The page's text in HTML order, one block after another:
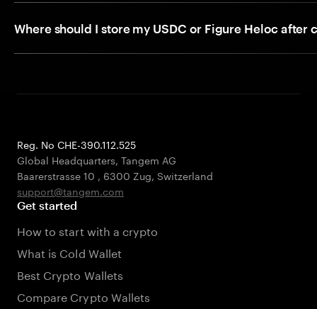
Where should I store my USDC or Figure Heloc after
Reg. No CHE-390.112.525
Global Headquarters, Tangem AG
Baarerstrasse 10 , 6300 Zug, Switzerland
support@tangem.com
Get started
How to start with a crypto
What is Cold Wallet
Best Crypto Wallets
Compare Crypto Wallets